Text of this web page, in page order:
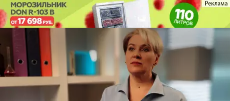
Инна Изюмова: На Новый год
важно не переедать
Пенза
плюс ТВ
Инна Изюмова: На Новый год
важно не переедать
Пенза
плюс ТВ
Также
Погода и